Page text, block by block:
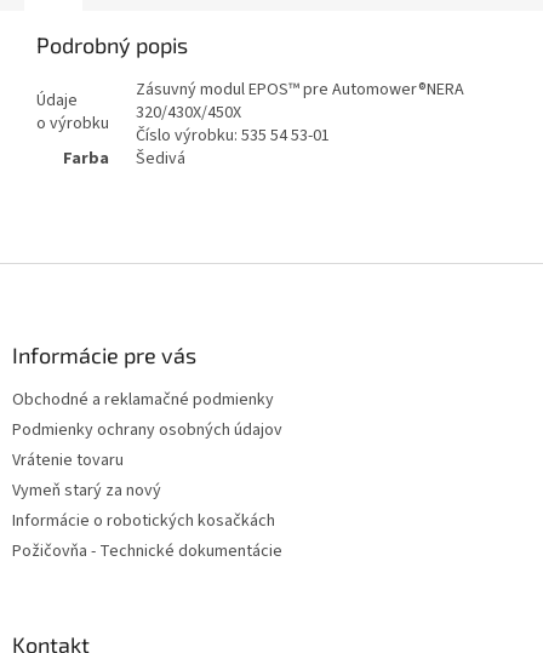
Podrobný popis
Údaje
o výrobku
Zásuvný modul EPOS™ pre Automower®NERA
320/430X/450X
Číslo výrobku: 535 54 53‑01
Farba
Šedivá
Informácie pre vás
Obchodné a reklamačné podmienky
Podmienky ochrany osobných údajov
Vrátenie tovaru
Vymeň starý za nový
Informácie o robotických kosačkách
Požičovňa - Technické dokumentácie
Kontakt